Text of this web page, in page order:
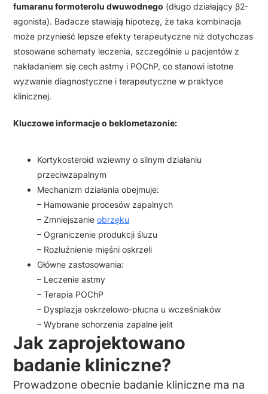
fumaranu formoterolu dwuwodnego (długo działający β2-
agonista). Badacze stawiają hipotezę, że taka kombinacja
może przynieść lepsze efekty terapeutyczne niż dotychczas
stosowane schematy leczenia, szczególnie u pacjentów z
nakładaniem się cech astmy i POChP, co stanowi istotne
wyzwanie diagnostyczne i terapeutyczne w praktyce
klinicznej.
Kluczowe informacje o beklometazonie:
Kortykosteroid wziewny o silnym działaniu
przeciwzapalnym
Mechanizm działania obejmuje:
– Hamowanie procesów zapalnych
– Zmniejszanie obrzęku
– Ograniczenie produkcji śluzu
– Rozluźnienie mięśni oskrzeli
Główne zastosowania:
– Leczenie astmy
– Terapia POChP
– Dysplazja oskrzelowo-płucna u wcześniaków
– Wybrane schorzenia zapalne jelit
Jak zaprojektowano
badanie kliniczne?
Prowadzone obecnie badanie kliniczne ma na